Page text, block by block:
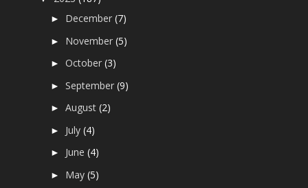
► December(7)
► November(5)
►October(3)
►September(9)
►August(2)
► July(4)
► June(4)
► May(5)